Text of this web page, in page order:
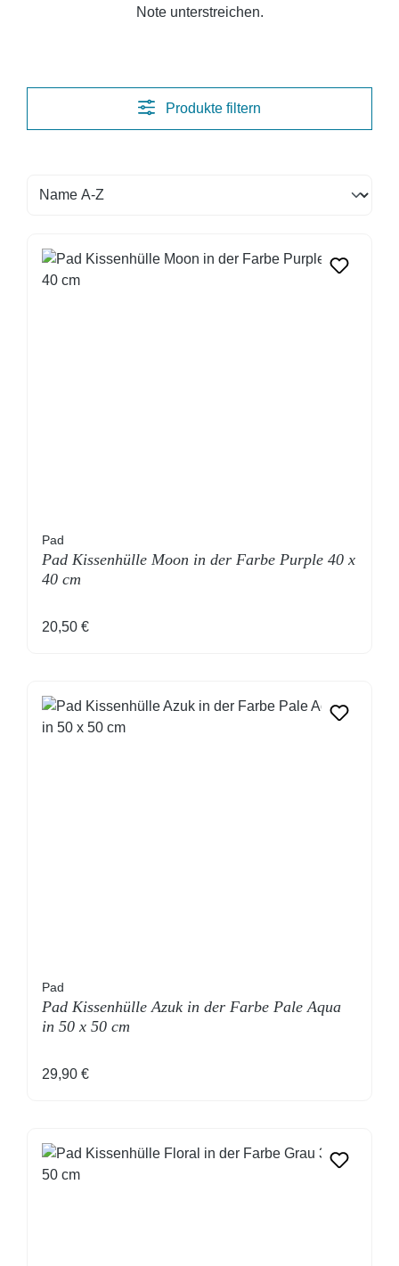
Note unterstreichen.
Produkte filtern
Pad
Pad Kissenhülle Moon in der Farbe Purple 40 x
40 cm
Regulärer Preis:
20,50 €
Pad
Pad Kissenhülle Azuk in der Farbe Pale Aqua
in 50 x 50 cm
Regulärer Preis:
29,90 €